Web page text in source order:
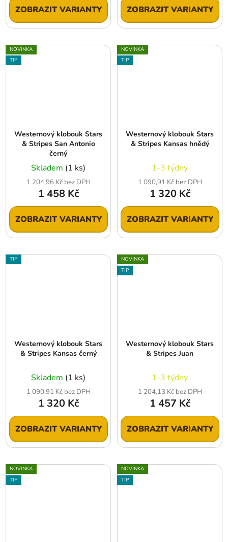
ZOBRAZIT VARIANTY ZOBRAZIT VARIANTY
NOVINKA
TIP
Westernový klobouk Stars
& Stripes San Antonio
černý
Skladem (1 ks)
1 204,96 Kč bez DPH
1 458 Kč
ZOBRAZIT VARIANTY
NOVINKA
TIP
Westernový klobouk Stars
& Stripes Kansas hnědý
1-3 týdny
1 090,91 Kč bez DPH
1 320 Kč
ZOBRAZIT VARIANTY
TIP
Westernový klobouk Stars
& Stripes Kansas černý
Skladem (1 ks)
1 090,91 Kč bez DPH
1 320 Kč
ZOBRAZIT VARIANTY
NOVINKA
TIP
Westernový klobouk Stars
& Stripes Juan
1-3 týdny
1 204,13 Kč bez DPH
1 457 Kč
ZOBRAZIT VARIANTY
NOVINKA
TIP
NOVINKA
TIP